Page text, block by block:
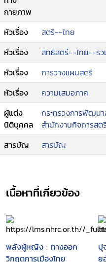
กายภาพ
หัวเรื่อง
สตรี--ไทย
หัวเรื่อง
สิทธิสตรี--ไทย--รว
หัวเรื่อง
การวางแผนสตรี
หัวเรื่อง
ความเสมอภาค
ผู้แต่ง
นิติบุคคล
กระทรวงการพัฒน
สำนักงานกิจการสต
สารบัญ
สารบัญ
เนื้อหาที่เกี่ยวข้อง
พลังผู้หญิง : ทางออก
วิกฤตการเมืองไทย
ปุ
ย